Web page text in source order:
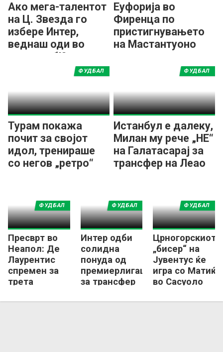
Ако мега-талентот
на Ц. Звезда го
избере Интер,
веднаш оди во
друг клуб!?
Еуфорија во
Фиренца по
пристигнувањето
на Мастантуоно
Турам покажа
почит за својот
идол, тренираше
со негов „ретро“
ФУДБАЛ
Истанбул е далеку,
Милан му рече „НЕ“
на Галатасарај за
трансфер на Леао
ФУДБАЛ
Пресврт во
Неапол: Де
Лаурентис
спремен за
трета
Елмас!
ФУДБАЛ
Интер одби
солидна
понуда од
премиерлигаш
за трансфер
јуниор“
ФУДБАЛ
Црногорскиот
„бисер“ на
Јувентус ќе
игра со Матиќ
во Сасуоло
ФУДБАЛ